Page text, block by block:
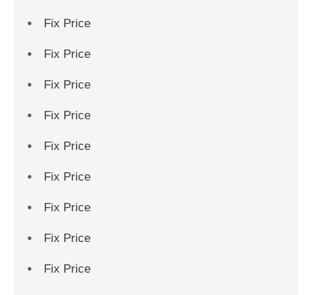
Fix Price
Fix Price
Fix Price
Fix Price
Fix Price
Fix Price
Fix Price
Fix Price
Fix Price